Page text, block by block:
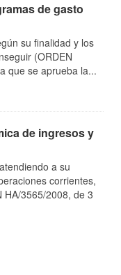
de gasto
su finalidad y los
(ORDEN
que se aprueba la...
de ingresos y
a su
corrientes,
HA/3565/2008, de 3